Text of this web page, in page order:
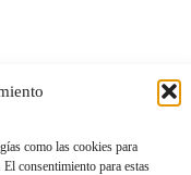
como las cookies para
consentimiento para estas